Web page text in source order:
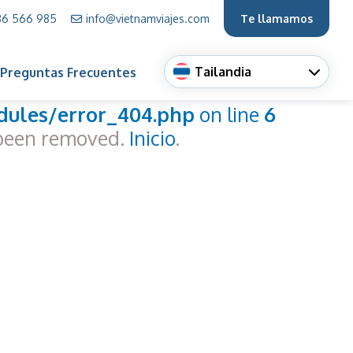
566 985 info@vietnamviajes.com Te llamamos
Preguntas Frecuentes Tailandia
error_404.php on line 6
removed. Inicio.